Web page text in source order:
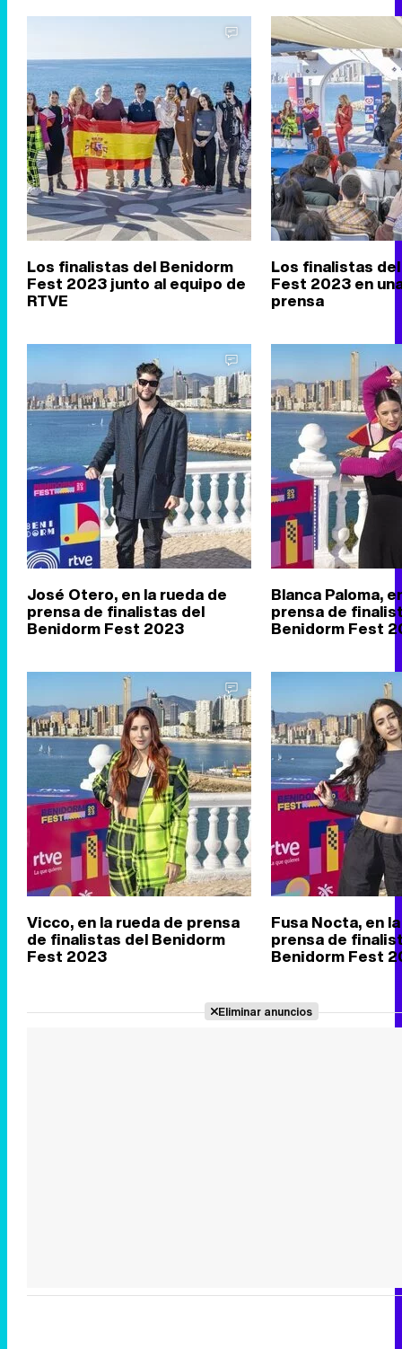
Los finalistas del Benidorm
Fest 2023 junto al equipo de
RTVE
Los finalistas
Fest 2023 en
prensa
José Otero, en la rueda de
prensa de finalistas del
Benidorm Fest 2023
Blanca Paloma,
prensa de
Benidorm Fest
Vicco, en la rueda de prensa
de finalistas del Benidorm
Fest 2023
Fusa Nocta, en
prensa de
Benidorm Fest
Eliminar anuncios